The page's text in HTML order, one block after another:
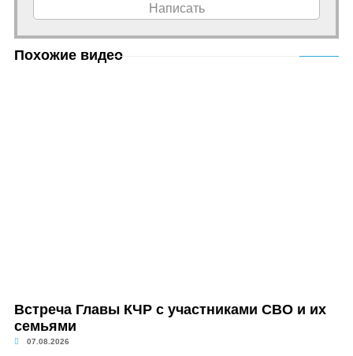
Написать
Похожие видео
Встреча Главы КЧР с участниками СВО и их
семьями
07.08.2026